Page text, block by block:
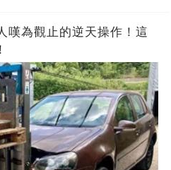
嘆為觀止的逆天操作！這